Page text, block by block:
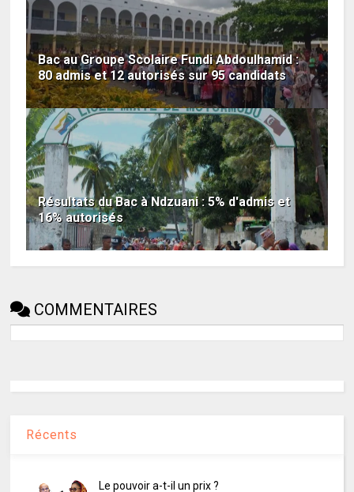
Bac au Groupe Scolaire Fundi Abdoulhamid :
80 admis et 12 autorisés sur 95 candidats
Résultats du Bac à Ndzuani : 5% d'admis et
16% autorisés
COMMENTAIRES
Récents
Le pouvoir a-t-il un prix ?